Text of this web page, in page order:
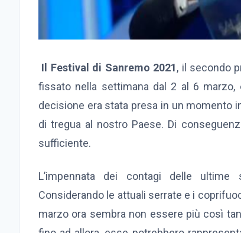
Il Festival di Sanremo 2021, il secondo
fissato nella settimana dal 2 al 6
decisione era stata presa in un momento
di tregua al nostro Paese. Di
sufficiente.
L’impennata dei contagi delle
Considerando le attuali serrate e i
marzo ora sembra non essere più così